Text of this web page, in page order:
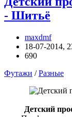
- Шитьё
maxdmf
18-07-2014,
690
Футажи /Разные
Детский